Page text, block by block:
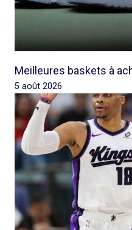
Meilleures baskets à
5 août 2026